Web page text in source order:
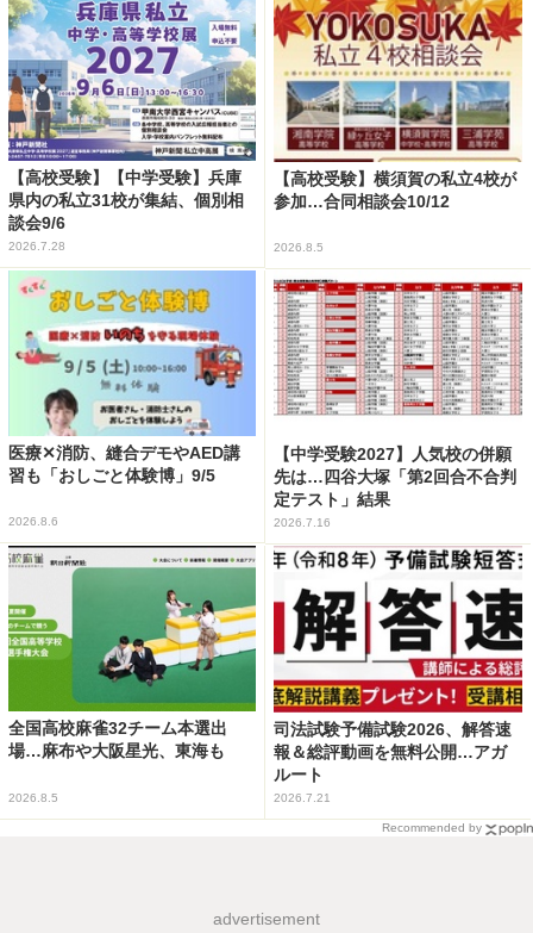
【高校受験】【中学受験】兵庫
県内の私立31校が集結、個別相
談会9/6
2026.7.28
【高校受験】横須賀の私立4校が
参加…合同相談会10/12
2026.8.5
医療✕消防、縫合デモやAED講
習も「おしごと体験博」9/5
2026.8.6
【中学受験2027】人気校の併願
先は…四谷大塚「第2回合不合判
定テスト」結果
2026.7.16
全国高校麻雀32チーム本選出
場…麻布や大阪星光、東海も
2026.8.5
司法試験予備試験2026、解答速
報＆総評動画を無料公開…アガ
ルート
2026.7.21
Recommended by
advertisement